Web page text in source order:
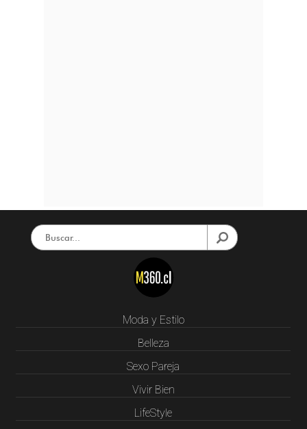
Moda y Estilo
Belleza
Sexo Pareja
Vivir Bien
LifeStyle